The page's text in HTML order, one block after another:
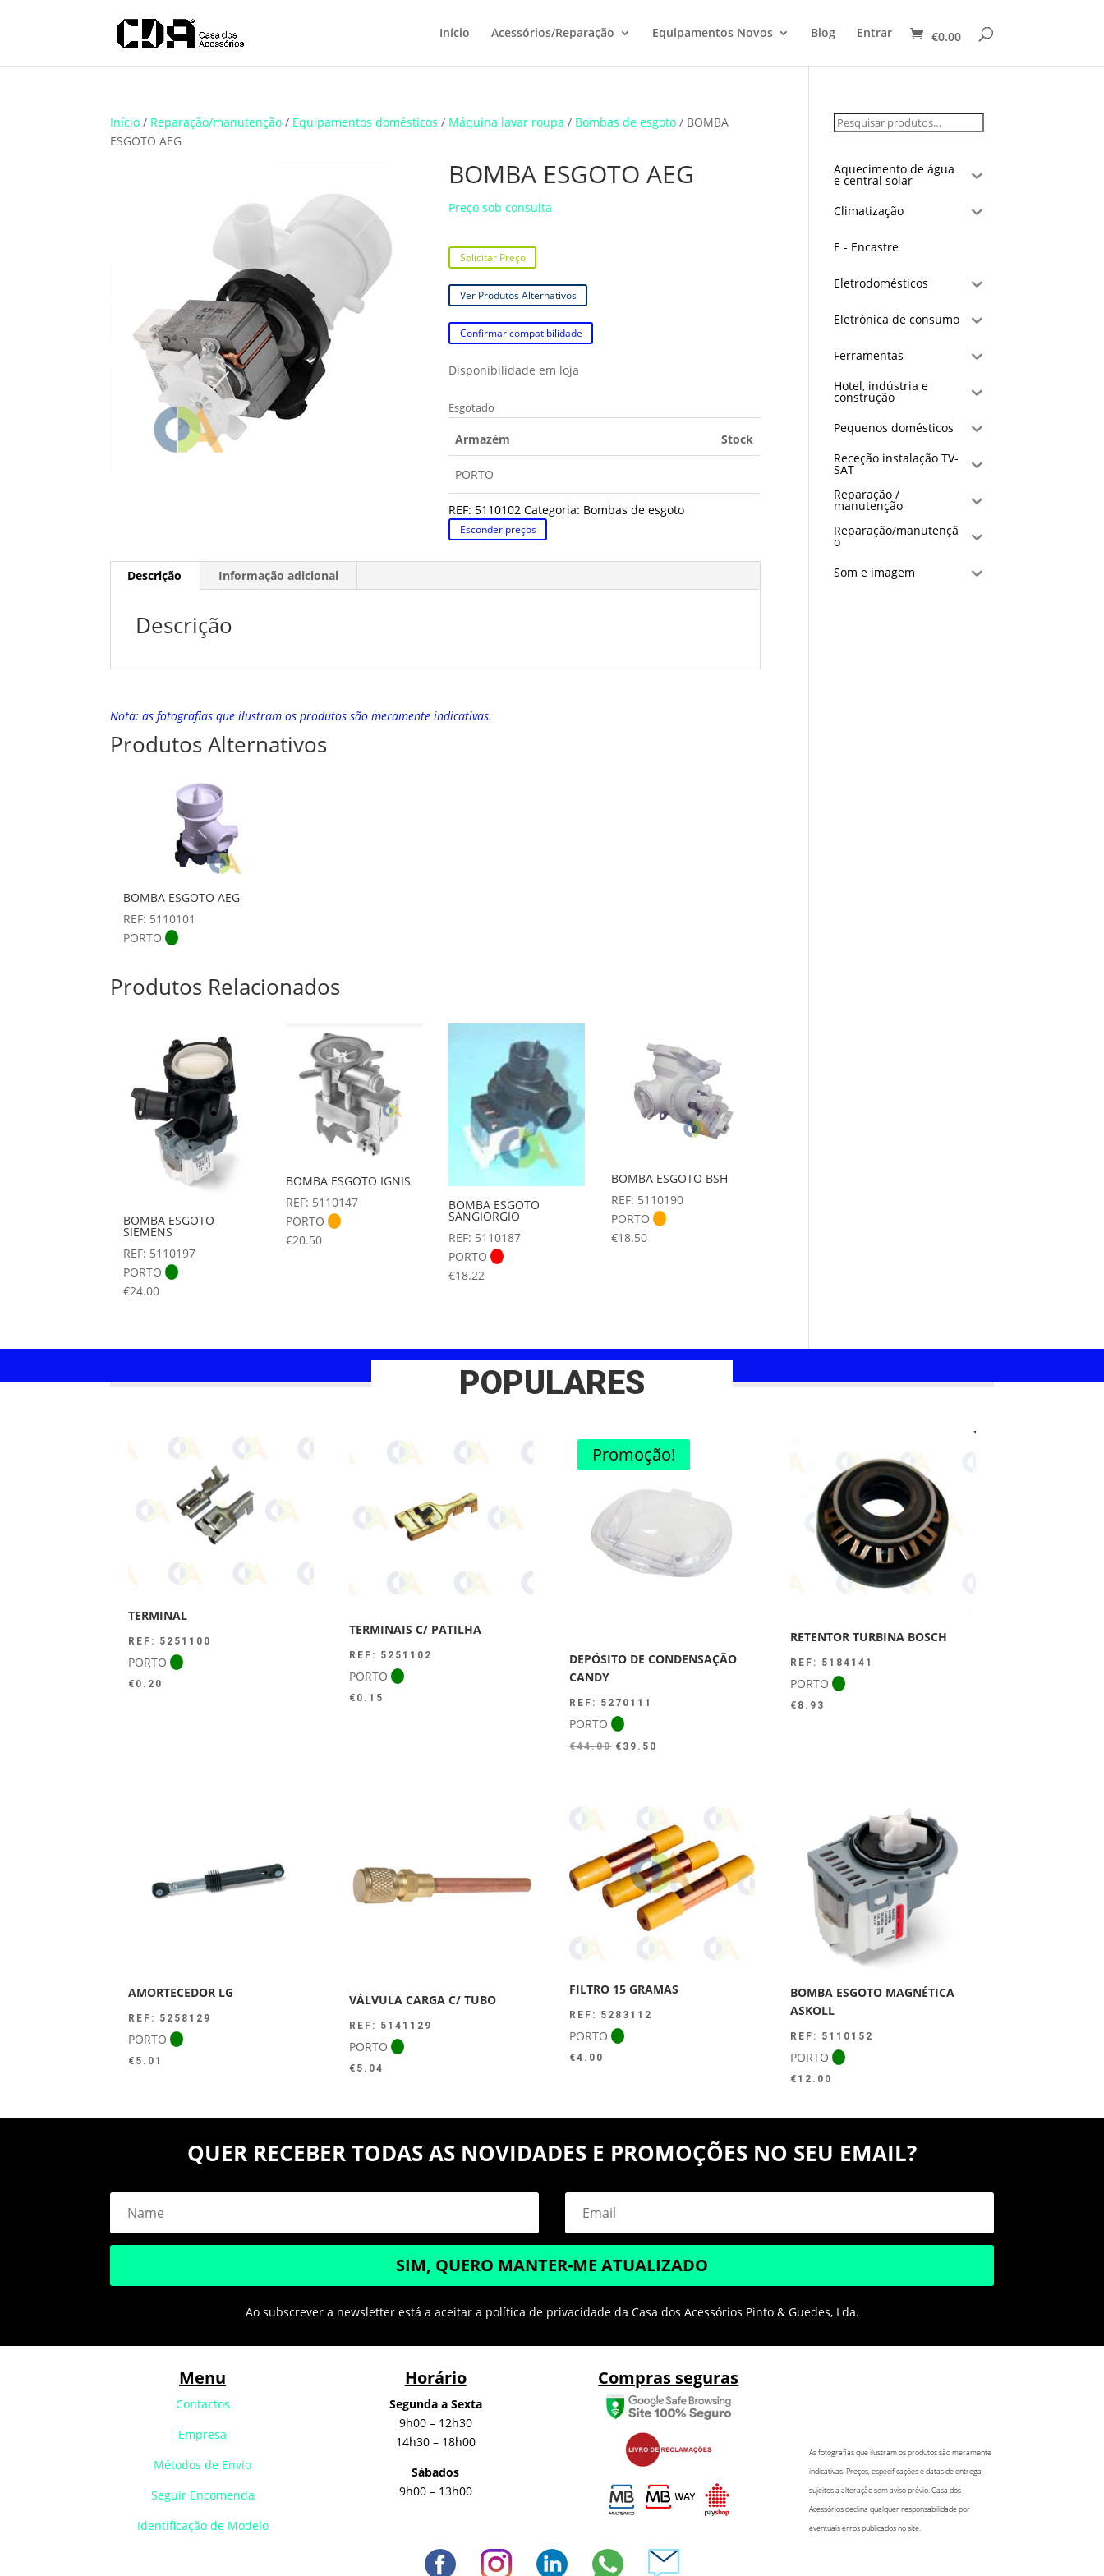
Translate
Início Acessórios/Reparação Equipamentos Novos Blog Entrar €0.00
Início / Reparação/manutenção / Equipamentos domésticos / Máquina lavar roupa / Bombas de esgoto / BOMBA
ESGOTO AEG
BOMBA ESGOTO AEG
Preço sob consulta
Solicitar Preço
Ver Produtos Alternativos
Confirmar compatibilidade
Disponibilidade em loja
Esgotado
Armazém Stock
PORTO
REF: 5110102 Categoria: Bombas de esgoto
Esconder preços
Descrição Informação adicional
Descrição
Nota: as fotografias que ilustram os produtos são meramente indicativas.
Produtos Alternativos
BOMBA ESGOTO AEG
REF: 5110101
PORTO
Produtos Relacionados
BOMBA ESGOTO
SIEMENS
REF: 5110197
PORTO
€24.00
BOMBA ESGOTO IGNIS
REF: 5110147
PORTO
€20.50
BOMBA ESGOTO
SANGIORGIO
REF: 5110187
PORTO
€18.22
BOMBA ESGOTO BSH
REF: 5110190
PORTO
€18.50
Aquecimento de água
e central solar
Climatização
E - Encastre
Eletrodomésticos
Eletrónica de consumo
Ferramentas
Hotel, indústria e
construção
Pequenos domésticos
Receção instalação TV-
SAT
Reparação /
manutenção
Reparação/manutençã
o
Som e imagem
POPULARES
TERMINAL
REF: 5251100
PORTO
€ 0.20
TERMINAIS C/ PATILHA
REF: 5251102
PORTO
€ 0.15
Promoção!
DEPÓSITO DE CONDENSAÇÃO
CANDY
REF: 5270111
PORTO
€44.00 O
€44.00.
€ 39.50
é:
€39.50.
RETENTOR TURBINA BOSCH
REF: 5184141
PORTO
€ 8.93
AMORTECEDOR LG
REF: 5258129
PORTO
€ 5.01
VÁLVULA CARGA C/ TUBO
REF: 5141129
PORTO
€ 5.04
FILTRO 15 GRAMAS
REF: 5283112
PORTO
€4.00
BOMBA ESGOTO MAGNÉTICA
ASKOLL
REF: 5110152
PORTO
€ 12.00
QUER RECEBER TODAS AS NOVIDADES E PROMOÇÕES NO SEU EMAIL?
SIM, QUERO MANTER-ME ATUALIZADO
Ao subscrever a newsletter está a aceitar a política de privacidade da Casa dos Acessórios Pinto & Guedes, Lda.
Menu
Contactos
Empresa
Métodos de Envio
Seguir Encomenda
Identificação de Modelo
Horário
Segunda a Sexta
9h00 – 12h30
14h30 – 18h00
Sábados
9h00 – 13h00
Compras seguras
As fotografias que ilustram os produtos são meramente
indicativas. Preços, especificações e datas de entrega
sujeitos a alteração sem aviso prévio. Casa dos
Acessórios declina qualquer responsabilidade por
eventuais erros publicados no site.